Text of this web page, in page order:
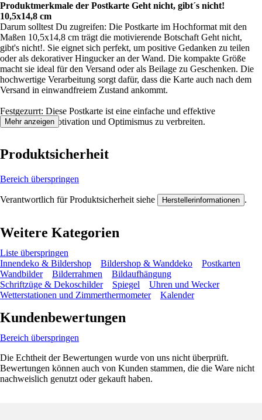
Produktmerkmale der Postkarte Geht nicht, gibt´s nicht!
10,5x14,8 cm
Darum solltest Du zugreifen: Die Postkarte im Hochformat mit den
Maßen 10,5x14,8 cm trägt die motivierende Botschaft Geht nicht,
gibt's nicht!. Sie eignet sich perfekt, um positive Gedanken zu teilen
oder als dekorativer Hingucker an der Wand. Die kompakte Größe
macht sie ideal für den Versand oder als Beilage zu Geschenken. Die
hochwertige Verarbeitung sorgt dafür, dass die Karte auch nach dem
Versand in einwandfreiem Zustand ankommt.
Festgezurrt: Diese Postkarte ist eine einfache und effektive
Möglichkeit, Motivation und Optimismus zu verbreiten.
Mehr anzeigen
Produktsicherheit
Bereich überspringen
Verantwortlich für Produktsicherheit siehe Herstellerinformationen .
Weitere Kategorien
Liste überspringen
Innendeko & Bildershop
Bildershop & Wanddeko
Postkarten
Wandbilder
Bilderrahmen
Bildaufhängung
Schriftzüge & Dekoschilder
Spiegel
Uhren und Wecker
Wetterstationen und Zimmerthermometer
Kalender
Kundenbewertungen
Bereich überspringen
Die Echtheit der Bewertungen wurde von uns nicht überprüft.
Bewertungen können auch von Kunden stammen, die die Ware nicht
nachweislich genutzt oder gekauft haben.